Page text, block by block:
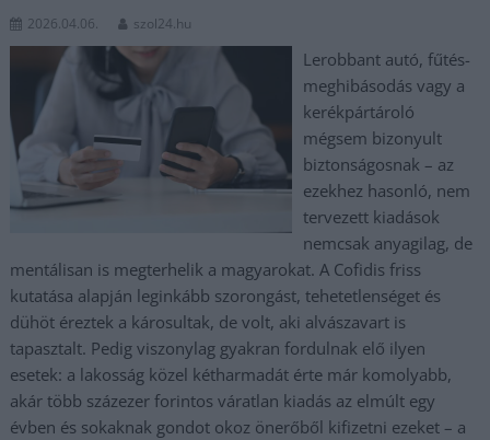
2026.04.06. szol24.hu
Lerobbant autó, fűtés-
meghibásodás vagy a
kerékpártároló
mégsem bizonyult
biztonságosnak – az
ezekhez hasonló, nem
tervezett kiadások
nemcsak anyagilag, de
mentálisan is megterhelik a magyarokat. A Cofidis friss
kutatása alapján leginkább szorongást, tehetetlenséget és
dühöt éreztek a károsultak, de volt, aki alvászavart is
tapasztalt. Pedig viszonylag gyakran fordulnak elő ilyen
esetek: a lakosság közel kétharmadát érte már komolyabb,
akár több százezer forintos váratlan kiadás az elmúlt egy
évben és sokaknak gondot okoz önerőből kifizetni ezeket – a